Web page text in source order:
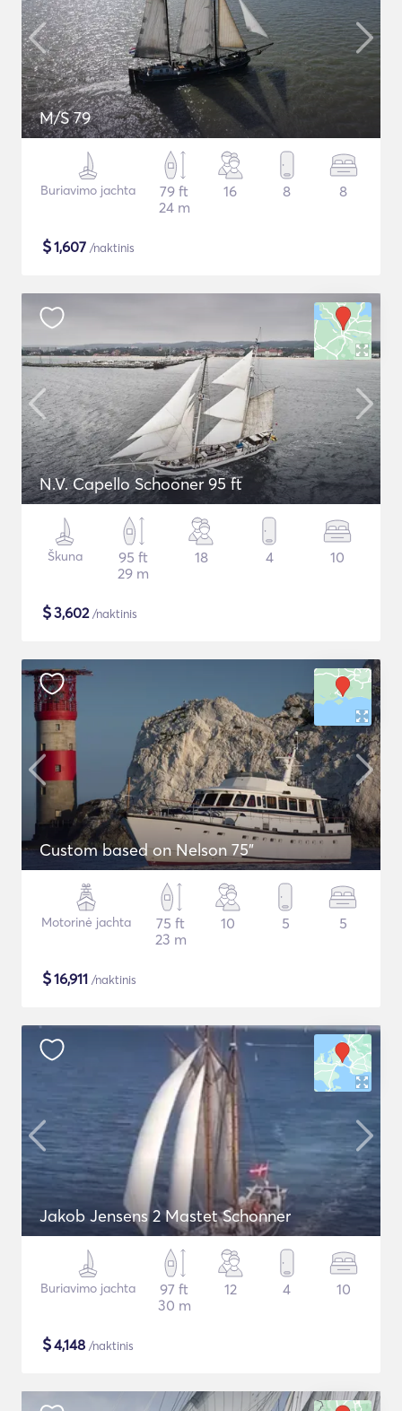
M/S 79
Buriavimo jachta
79 ft
24 m
16 8 8
$1,607 /naktinis
N.V. Capello Schooner 95 ft
Škuna
95 ft
29 m
18 4 10
$3,602/naktinis
Custom based on Nelson 75"
Motorinė jachta
75 ft
23 m
10 5 5
$16,911 /naktinis
Jakob Jensens 2 Mastet Schonner
Buriavimo jachta
97 ft
30 m
12 4 10
$4,148 /naktinis